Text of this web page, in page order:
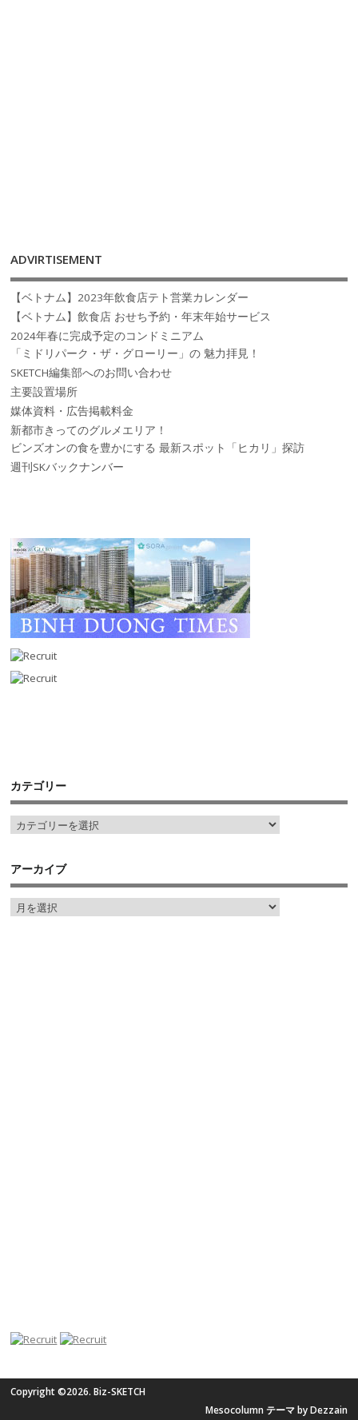
ADVIRTISEMENT
【ベトナム】2023年飲食店テト営業カレンダー
【ベトナム】飲食店 おせち予約・年末年始サービス
2024年春に完成予定のコンドミニアム
「ミドリパーク・ザ・グローリー」の 魅力拝見！
SKETCH編集部へのお問い合わせ
主要設置場所
媒体資料・広告掲載料金
新都市きってのグルメエリア！
ビンズオンの食を豊かにする 最新スポット「ヒカリ」探訪
週刊SKバックナンバー
カテゴリー
アーカイブ
Copyright ©2026. Biz-SKETCH
Mesocolumn テーマ by Dezzain